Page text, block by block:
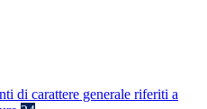
di carattere generale riferiti a